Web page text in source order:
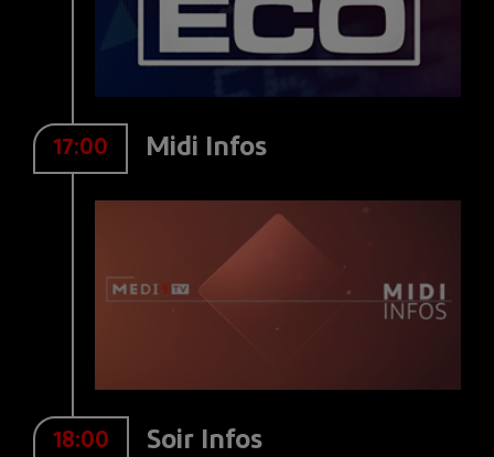
17:00 Midi Infos
18:00 Soir Infos